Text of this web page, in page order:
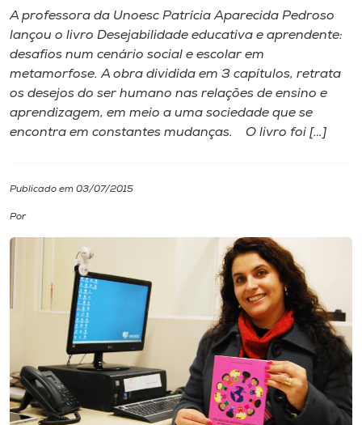
Internacionalização
I.nova
Cultura
CPA
Biblioteca
Rádio
A professora da Unoesc Patrícia Aparecida Pedroso
lançou o livro Desejabilidade educativa e aprendente:
desafios num cenário social e escolar em
metamorfose. A obra dividida em 3 capítulos, retrata
os desejos do ser humano nas relações de ensino e
aprendizagem, em meio a uma sociedade que se
encontra em constantes mudanças. O livro foi […]
Publicado em 03/07/2015
Por